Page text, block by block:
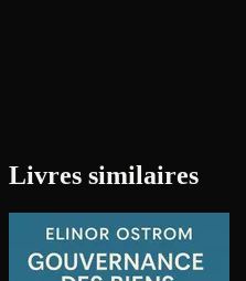
Livres similaires